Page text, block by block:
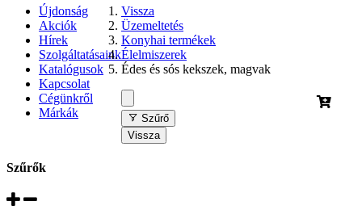
Újdonság
Akciók
Hírek
Szolgáltatásaink
Katalógusok
Kapcsolat
Cégünkről
Márkák
Vissza
Üzemeltetés
Konyhai termékek
Élelmiszerek
Édes és sós kekszek, magvak
Szűrő
Vissza
Szűrők